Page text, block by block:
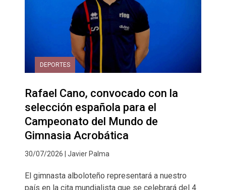
DEPORTES
Rafael Cano, convocado con la
selección española para el
Campeonato del Mundo de
Gimnasia Acrobática
30/07/2026 | Javier Palma
El gimnasta alboloteño representará a nuestro
país en la cita mundialista que se celebrará del 4